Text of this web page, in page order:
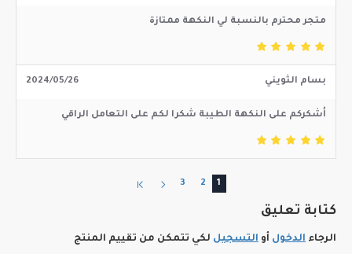
متجر محترم بالنسبة لي النكهة ممتازة
بسام الثويني 2024/05/26
أشكركم على النكهة الطيبة شكرا لكم على التعامل الراقي
1
2
3
كتابة تعليق
الرجاء الدخول أو التسجيل لكي تتمكن من تقييم المنتج